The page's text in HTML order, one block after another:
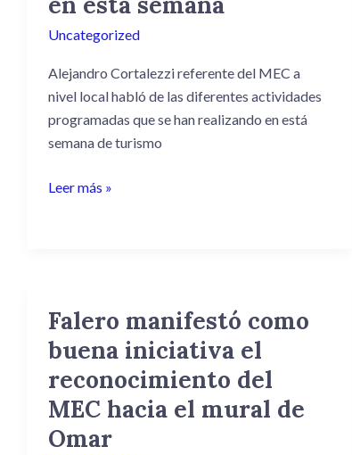
Uncategorized
Alejandro Cortalezzi referente del MEC a
nivel local habló de las diferentes actividades
programadas que se han realizando en está
semana de turismo
actividades
realizadas
por
el
MEC
San
Leer más »
Falero manifestó como
buena iniciativa el
reconocimiento del
MEC hacia el mural de
Omar
Falero
manifestó
como
buena
iniciativa
el